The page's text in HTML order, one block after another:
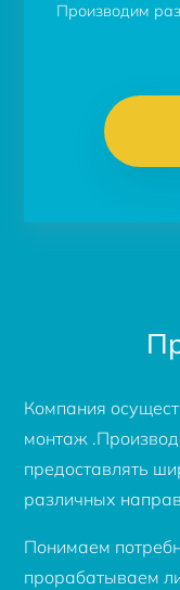
Производим
Компания
монтаж
предоставлять
различных
Понимаем
прорабатываем